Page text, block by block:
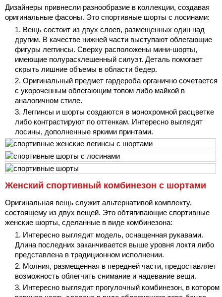
Дизайнеры привнесли разнообразие в коллекции, создавая
оригинальные фасоны. Это спортивные шорты с лосинами:
Вещь состоит из двух слоев, размещенных один над
другим. В качестве нижней части выступают облегающие
фигуры леггинсы. Сверху расположены мини-шорты,
имеющие полурасклешенный силуэт. Деталь помогает
скрыть лишние объемы в области бедер.
Оригинальный предмет гардероба органично сочетается
с укороченным облегающим топом либо майкой в
аналогичном стиле.
Леггинсы и шорты создаются в монохромной расцветке
либо контрастируют по оттенкам. Интересно выглядят
лосины, дополненные яркими принтами.
Женский спортивный комбинезон с шортами
Оригинальная вещь служит альтернативой комплекту,
состоящему из двух вещей. Это обтягивающие спортивные
женские шорты, сделанные в виде комбинезона:
Интересно выглядит модель, оснащенная рукавами.
Длина последних заканчивается выше уровня локтя либо
представлена в традиционном исполнении.
Молния, размещенная в передней части, предоставляет
возможность облегчить снимание и надевание вещи.
Интересно выглядит прогулочный комбинезон, в котором